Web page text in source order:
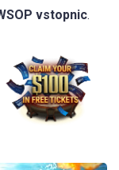
vstopnic.